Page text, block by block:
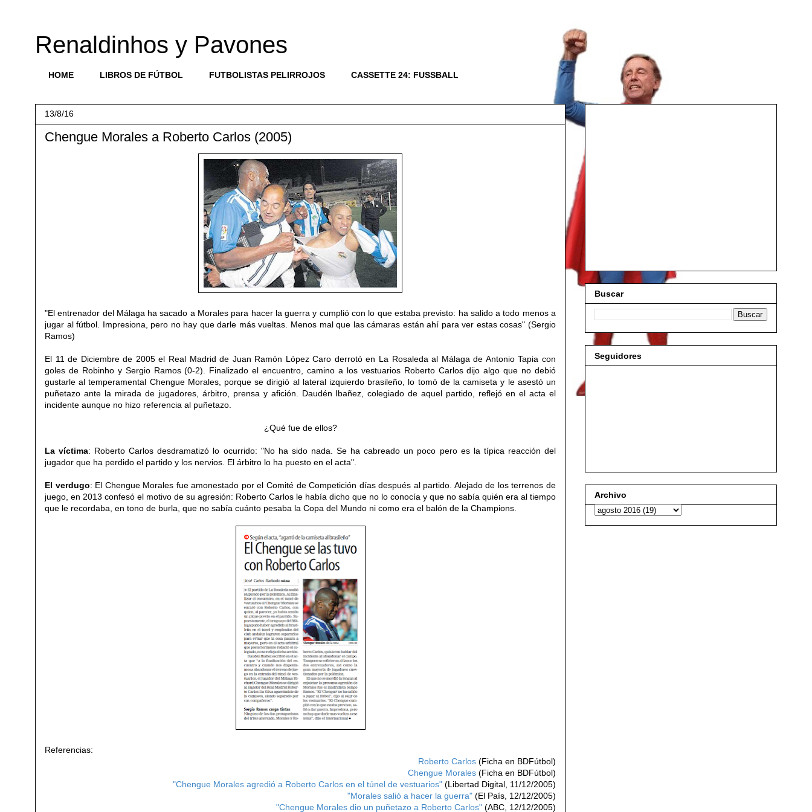
Renaldinhos y Pavones
HOME LIBROS DE FÚTBOL FUTBOLISTAS PELIRROJOS CASSETTE 24: FUSSBALL
13/8/16
Chengue Morales a Roberto Carlos (2005)
"El entrenador del Málaga ha sacado a Morales para hacer la guerra y cumplió con lo que estaba previsto: ha salido a todo menos a
jugar al fútbol. Impresiona, pero no hay que darle más vueltas. Menos mal que las cámaras están ahí para ver estas cosas" (Sergio
Ramos)
El 11 de Diciembre de 2005 el Real Madrid de Juan Ramón López Caro derrotó en La Rosaleda al Málaga de Antonio Tapia con
goles de Robinho y Sergio Ramos (0-2). Finalizado el encuentro, camino a los vestuarios Roberto Carlos dijo algo que no debió
gustarle al temperamental Chengue Morales, porque se dirigió al lateral izquierdo brasileño, lo tomó de la camiseta y le asestó un
puñetazo ante la mirada de jugadores, árbitro, prensa y afición. Daudén Ibañez, colegiado de aquel partido, reflejó en el acta el
incidente aunque no hizo referencia al puñetazo.
¿Qué fue de ellos?
La víctima: Roberto Carlos desdramatizó lo ocurrido: "No ha sido nada. Se ha cabreado un poco pero es la típica reacción del
jugador que ha perdido el partido y los nervios. El árbitro lo ha puesto en el acta".
El verdugo: El Chengue Morales fue amonestado por el Comité de Competición días después al partido. Alejado de los terrenos de
juego, en 2013 confesó el motivo de su agresión: Roberto Carlos le había dicho que no lo conocía y que no sabía quién era al tiempo
que le recordaba, en tono de burla, que no sabía cuánto pesaba la Copa del Mundo ni como era el balón de la Champions.
Referencias:
Roberto Carlos (Ficha en BDFútbol)
Chengue Morales (Ficha en BDFútbol)
"Chengue Morales agredió a Roberto Carlos en el túnel de vestuarios" (Libertad Digital, 11/12/2005)
"Morales salió a hacer la guerra" (El País, 12/12/2005)
"Chengue Morales dio un puñetazo a Roberto Carlos" (ABC, 12/12/2005)
Buscar
Seguidores
Archivo